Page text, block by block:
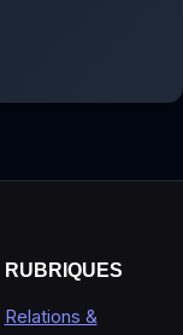
RUBRIQUES
Relations &